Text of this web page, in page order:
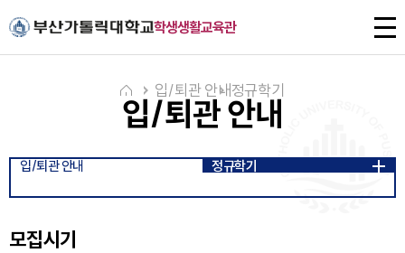
학생생활교육관
전
체
메
입/퇴관 안내
입/퇴관 안내정규학기
입/퇴관 안내 정규학기
모집시기